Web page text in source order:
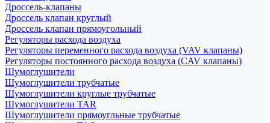
Дроссель-клапаны
Дроссель клапан круглый
Дроссель клапан прямоугольный
Регуляторы расхода воздуха
Регуляторы переменного расхода воздуха (VAV клапаны)
Регуляторы постоянного расхода воздуха (CAV клапаны)
Шумоглушители
Шумоглушители трубчатые
Шумоглушители круглые трубчатые
Шумоглушители TAR
Шумоглушители прямоугльные трубчатые